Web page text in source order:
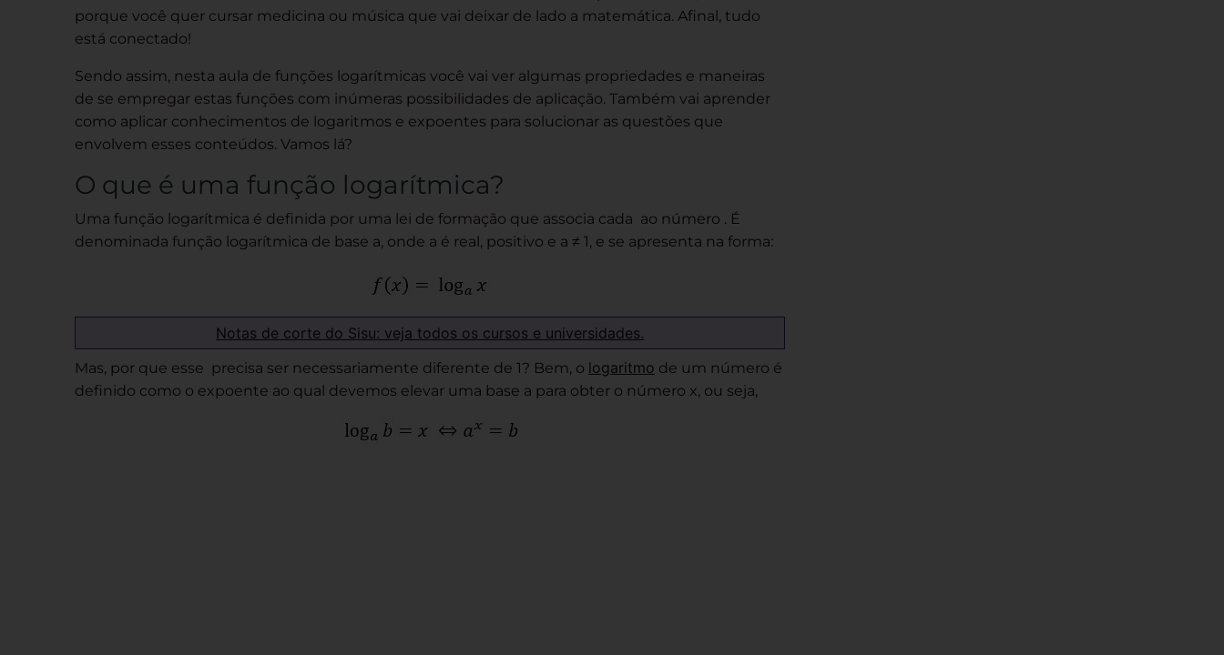
porque você quer cursar medicina ou música que vai deixar de lado a matemática. Afinal, tudo
está conectado!
Sendo assim, nesta aula de funções logarítmicas você vai ver algumas propriedades e maneiras
de se empregar estas funções com inúmeras possibilidades de aplicação. Também vai aprender
como aplicar conhecimentos de logaritmos e expoentes para solucionar as questões que
envolvem esses conteúdos. Vamos lá?
O que é uma função logarítmica?
Uma função logarítmica é definida por uma lei de formação que associa cada ao número . É
denominada função logarítmica de base a, onde a é real, positivo e a ≠ 1, e se apresenta na forma:
Notas de corte do Sisu: veja todos os cursos e universidades.
Mas, por que esse precisa ser necessariamente diferente de 1? Bem, o logaritmo de um número é
definido como o expoente ao qual devemos elevar uma base a para obter o número x, ou seja,